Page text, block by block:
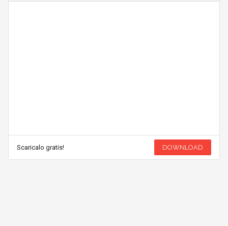
Scaricalo gratis! DOWNLOAD